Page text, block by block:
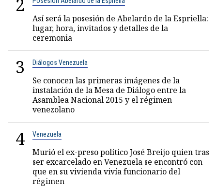
2
Así será la posesión de Abelardo de la Espriella:
lugar, hora, invitados y detalles de la
ceremonia
3 Diálogos Venezuela
Se conocen las primeras imágenes de la
instalación de la Mesa de Diálogo entre la
Asamblea Nacional 2015 y el régimen
venezolano
4 Venezuela
Murió el ex-preso político José Breijo quien tras
ser excarcelado en Venezuela se encontró con
que en su vivienda vivía funcionario del
régimen